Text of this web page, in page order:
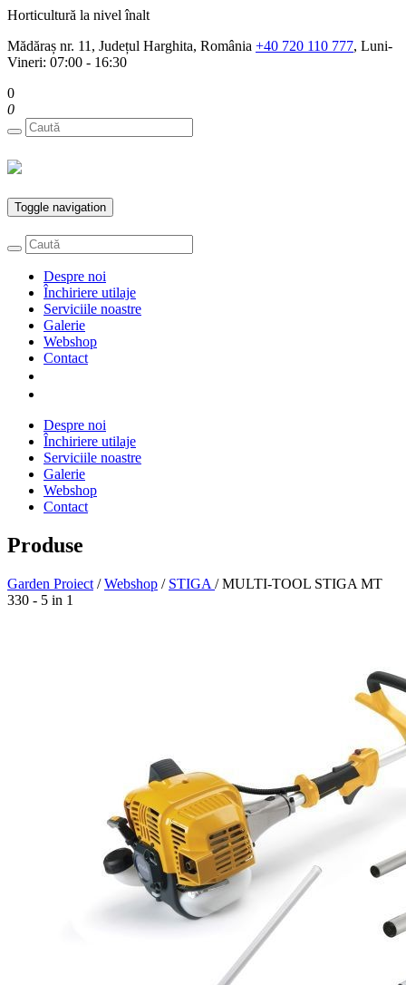
Horticultură la nivel înalt
Mădăraș nr. 11, Județul Harghita, România +40 720 110 777, Luni-
Vineri: 07:00 - 16:30
0
0
Toggle navigation
Despre noi
Închiriere utilaje
Serviciile noastre
Galerie
Webshop
Contact
Despre noi
Închiriere utilaje
Serviciile noastre
Galerie
Webshop
Contact
Produse
Garden Proiect /Webshop / STIGA / MULTI-TOOL STIGA MT
330 - 5 in 1